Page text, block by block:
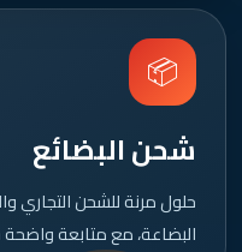
📦
شحن البضائع
حلول مرنة للشحن التجاري
البضاعة، مع متابعة واضحة